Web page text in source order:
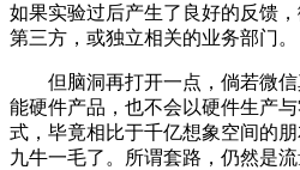
如果实验过后产生了良好的反馈
第三方，或独立相关的业务部门。
但脑洞再打开一点，倘若微信
能硬件产品，也不会以硬件生产
式，毕竟相比于千亿想象空间的
九牛一毛了。所谓套路，仍然是